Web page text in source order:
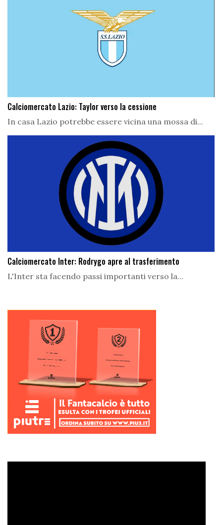
Calciomercato Lazio: Taylor verso la cessione
In casa Lazio potrebbe essere vicina una mossa di...
Calciomercato Inter: Rodrygo apre al trasferimento
L'Inter sta facendo passi importanti verso la...